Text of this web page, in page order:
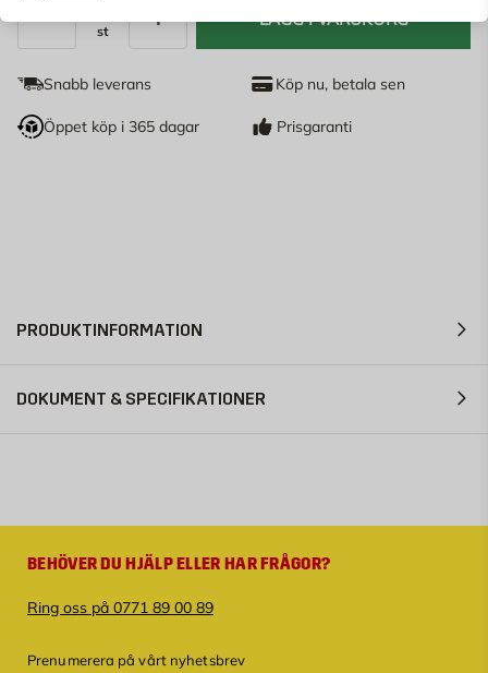
st
LÄGG I VARUKORG
Snabb leverans Köp nu, betala sen
Öppet köp i 365 dagar Prisgaranti
PRODUKTINFORMATION
DOKUMENT & SPECIFIKATIONER
BEHÖVER DU HJÄLP ELLER HAR FRÅGOR?
Ring oss på 0771 89 00 89
Prenumerera på vårt nyhetsbrev